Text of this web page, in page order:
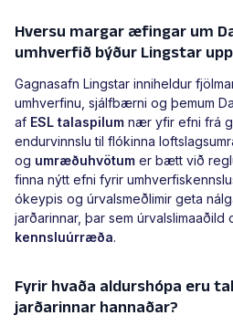
Hversu margar æfingar um
umhverfið býður Lingstar
Gagnasafn Lingstar inniheldur
umhverfinu, sjálfbærni og þemum
af ESL talaspilum nær yfir efni frá
endurvinnslu til flókinna
og umræðuhvötum er bætt við
finna nýtt efni fyrir
ókeypis og úrvalsmeðlimir geta
jarðarinnar, þar sem úrvalslimaaðild
kennsluúrræða.
Fyrir hvaða aldurshópa eru
jarðarinnar hannaðar?